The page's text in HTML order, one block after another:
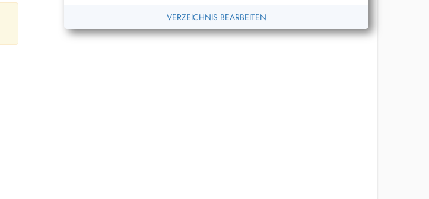
VERZEICHNIS BEARBEITEN